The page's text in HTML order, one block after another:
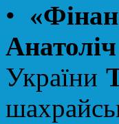
•
Анатоліч
України